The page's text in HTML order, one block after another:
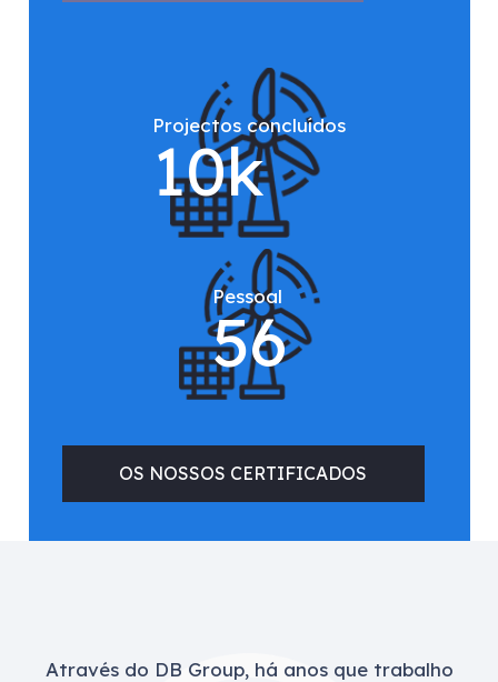
10k
Projectos concluídos
56
Pessoal
OS NOSSOS CERTIFICADOS
Através do DB Group, há anos que trabalho